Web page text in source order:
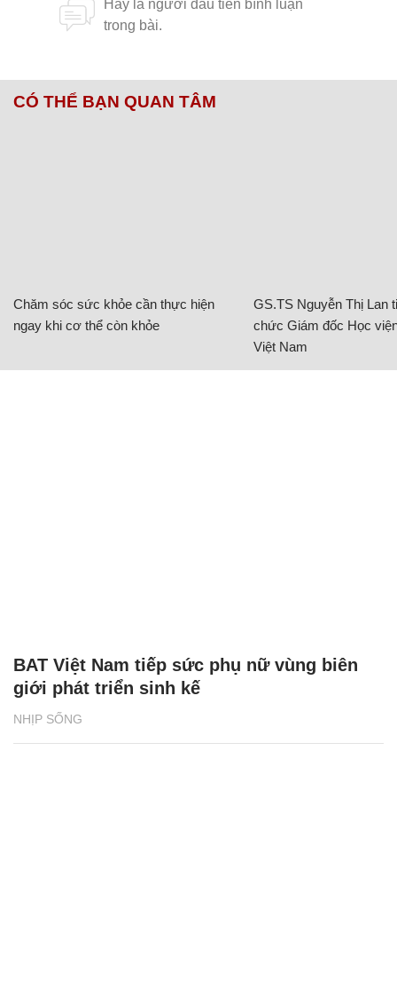
CÓ THỂ BẠN QUAN TÂM
Chăm sóc sức khỏe cần thực hiện
ngay khi cơ thể còn khỏe
GS.TS Nguyễn Thị Lan
chức Giám đốc Học
Việt Nam
NHỊP SỐNG
BAT Việt Nam tiếp sức phụ nữ vùng biên
giới phát triển sinh kế